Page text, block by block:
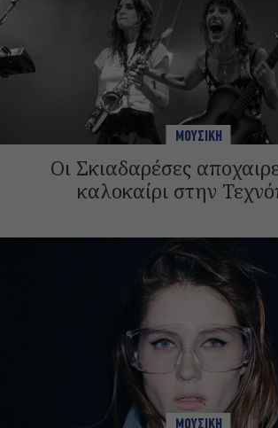
ΜΟΥΣΙΚΗ
Οι Σκιαδαρέσες
καλοκαίρι στην
ΜΟΥΣΙΚΗ